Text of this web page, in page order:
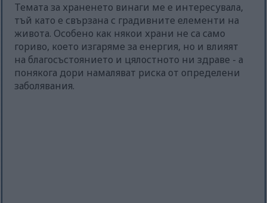
Темата за храненето винаги ме е интересувала,
тъй като е свързана с градивните елементи на
живота. Особено как някои храни не са само
гориво, което изгаряме за енергия, но и влияят
на благосъстоянието и цялостното ни здраве - а
понякога дори намаляват риска от определени
заболявания.